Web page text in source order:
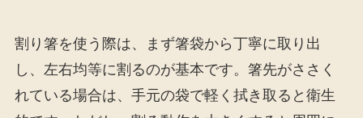
割り箸を使う際は、まず箸袋から丁寧に取り出
し、左右均等に割るのが基本です。箸先がささく
れている場合は、手元の袋で軽く拭き取ると衛生